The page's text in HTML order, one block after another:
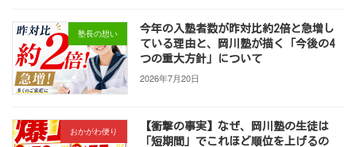
塾長の想い
今年の入塾者数が昨対比約2倍と急増し
ている理由と、岡川塾が描く「今後の4
つの重大方針」について
2026年7月20日
おかがわ便り
【衝撃の事実】なぜ、岡川塾の生徒は
「短期間」でこれほど順位を上げるの